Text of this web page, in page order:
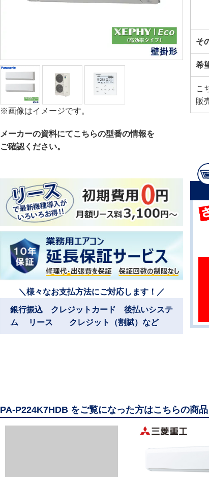
※画像はイメージです。
メーカーの資料にてこちらの型番の情報を
ご確認ください。
そ
希
こ
販
＼様々なお支払方法にご対応します！／
銀行振込 クレジットカード 後払いシステ
ム リース クレジット（割賦）など
PA-P224K7HDB をご覧になった方はこちらの商